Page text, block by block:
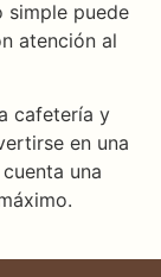
simple puede
atención al
cafetería y
en una
una